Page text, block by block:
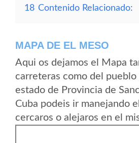
18 Contenido Relacionado:
MAPA DE EL MESO
Aqui os dejamos el Mapa
carreteras como del pueblo
estado de Provincia de
Cuba podeis ir manejando
cercaros o alejaros en el